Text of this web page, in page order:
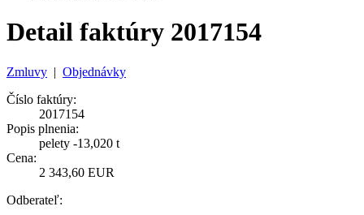
Detail faktúry 2017154
Zmluvy | Objednávky
Číslo faktúry:
2017154
Popis plnenia:
pelety -13,020 t
Cena:
2 343,60 EUR
Odberateľ: